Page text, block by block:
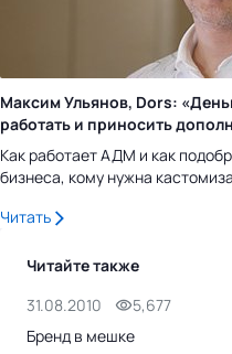
Максим Ульянов, Dors:
работать и приносить
Как работает АДМ и как
бизнеса, кому нужна
Читать
Читайте также
31.08.2010
5,677
Бренд в мешке